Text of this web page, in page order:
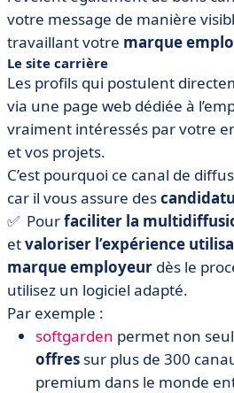
votre message de manière
travaillant votre marque
Le site carrière
Les profils qui postulent
via une page web dédiée à
vraiment intéressés par votre
et vos projets.
C’est pourquoi ce canal de
car il vous assure des
✅ Pourfaciliter la
etvaloriser l’expérience
marque employeur dès le
utilisez un logiciel adapté.
Par exemple :
softgarden permet non
offres sur plus de 300
premium dans le monde